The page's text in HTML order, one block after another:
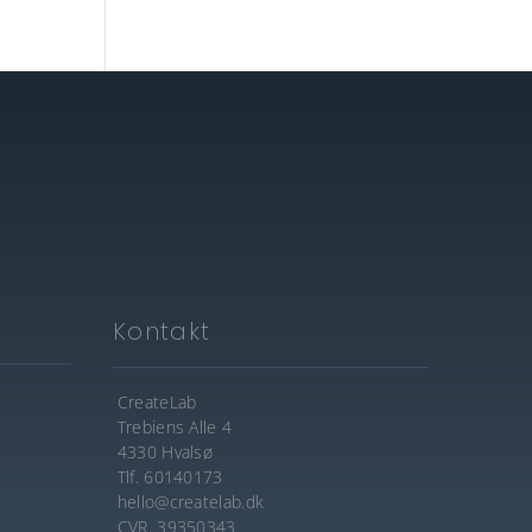
Kontakt
CreateLab
Trebiens Alle 4
4330 Hvalsø
Tlf. 60140173
hello@createlab.dk
CVR. 39350343